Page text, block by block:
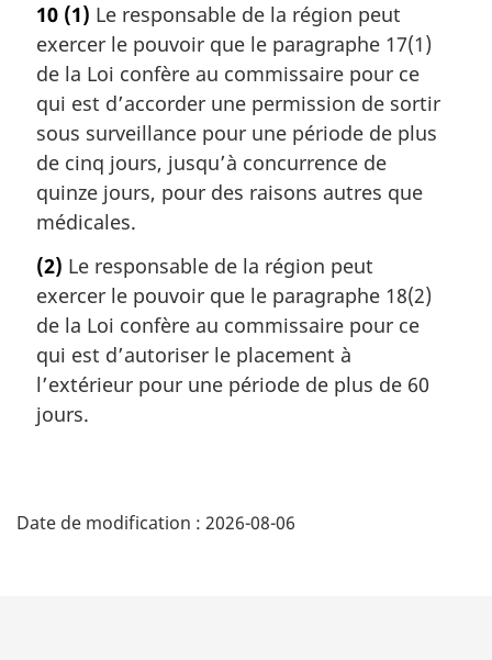
10 (1) Le responsable de la région peut
exercer le pouvoir que le paragraphe 17(1)
de la Loi confère au commissaire pour ce
qui est d’accorder une permission de sortir
sous surveillance pour une période de plus
de cinq jours, jusqu’à concurrence de
quinze jours, pour des raisons autres que
médicales.
(2) Le responsable de la région peut
exercer le pouvoir que le paragraphe 18(2)
de la Loi confère au commissaire pour ce
qui est d’autoriser le placement à
l’extérieur pour une période de plus de 60
jours.
é
Date de modification : 2026-08-06